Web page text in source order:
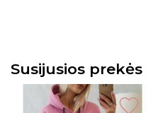
Susijusios prekės